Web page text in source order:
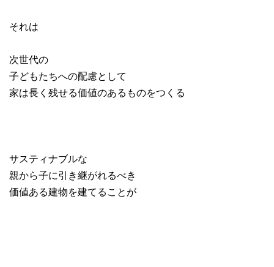
それは
次世代の
子どもたちへの配慮として
家は長く残せる価値のあるものをつくる
サスティナブルな
親から子に引き継がれるべき
価値ある建物を建てることが